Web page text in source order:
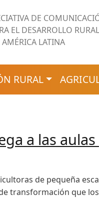
DE
EL DESARROLLO RURAL
AMÉRICA LATINA
RURAL
a las
de pequeña
transformación que